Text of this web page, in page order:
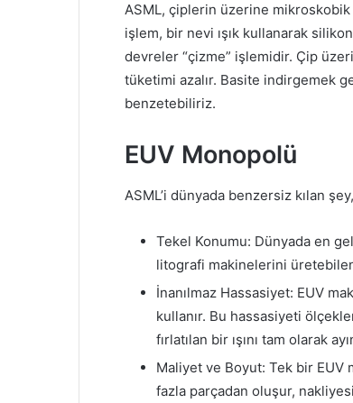
ASML, çiplerin üzerine
işlem, bir nevi ışık kullanarak
devreler “çizme” işlemidir. Çip
tüketimi azalır. Basite indirgemek
benzetebiliriz.
EUV Monopolü
ASML’i dünyada benzersiz kılan
Tekel Konumu: Dünyada en
litografi makinelerini
İnanılmaz Hassasiyet: EUV
kullanır. Bu hassasiyeti
fırlatılan bir ışını tam olarak
Maliyet ve Boyut: Tek bir EUV
fazla parçadan oluşur,